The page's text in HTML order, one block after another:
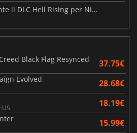
Annunciato ufficialmente il DLC Hell Rising per Nioh 3
Black Flag Resynced
37.75€
Evolved 28.68€
18.19€
15.99€